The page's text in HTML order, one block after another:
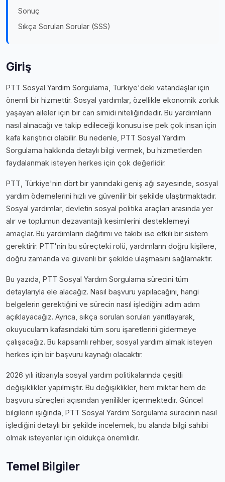
Sonuç
Sıkça Sorulan Sorular (SSS)
Giriş
PTT Sosyal Yardım Sorgulama, Türkiye'deki vatandaşlar için
önemli bir hizmettir. Sosyal yardımlar, özellikle ekonomik zorluk
yaşayan aileler için bir can simidi niteliğindedir. Bu yardımların
nasıl alınacağı ve takip edileceği konusu ise pek çok insan için
kafa karıştırıcı olabilir. Bu nedenle, PTT Sosyal Yardım
Sorgulama hakkında detaylı bilgi vermek, bu hizmetlerden
faydalanmak isteyen herkes için çok değerlidir.
PTT, Türkiye'nin dört bir yanındaki geniş ağı sayesinde, sosyal
yardım ödemelerini hızlı ve güvenilir bir şekilde ulaştırmaktadır.
Sosyal yardımlar, devletin sosyal politika araçları arasında yer
alır ve toplumun dezavantajlı kesimlerini desteklemeyi
amaçlar. Bu yardımların dağıtımı ve takibi ise etkili bir sistem
gerektirir. PTT'nin bu süreçteki rolü, yardımların doğru kişilere,
doğru zamanda ve güvenli bir şekilde ulaşmasını sağlamaktır.
Bu yazıda, PTT Sosyal Yardım Sorgulama sürecini tüm
detaylarıyla ele alacağız. Nasıl başvuru yapılacağını, hangi
belgelerin gerektiğini ve sürecin nasıl işlediğini adım adım
açıklayacağız. Ayrıca, sıkça sorulan soruları yanıtlayarak,
okuyucuların kafasındaki tüm soru işaretlerini gidermeye
çalışacağız. Bu kapsamlı rehber, sosyal yardım almak isteyen
herkes için bir başvuru kaynağı olacaktır.
2026 yılı itibarıyla sosyal yardım politikalarında çeşitli
değişiklikler yapılmıştır. Bu değişiklikler, hem miktar hem de
başvuru süreçleri açısından yenilikler içermektedir. Güncel
bilgilerin ışığında, PTT Sosyal Yardım Sorgulama sürecinin nasıl
işlediğini detaylı bir şekilde incelemek, bu alanda bilgi sahibi
olmak isteyenler için oldukça önemlidir.
Temel Bilgiler